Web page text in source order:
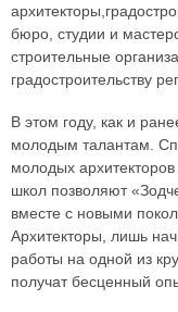
бюро, студии и
строительные
градостроительству
В этом году, как и
молодым талантам.
молодых
школ позволяют
вместе с новыми
Архитекторы, лишь
работы на одной из
получат бесценный